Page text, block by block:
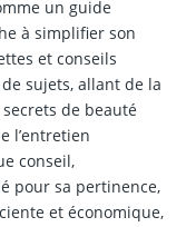
un guide
à simplifier son
et conseils
sujets, allant de la
de beauté
l’entretien
conseil,
pour sa pertinence,
et économique,